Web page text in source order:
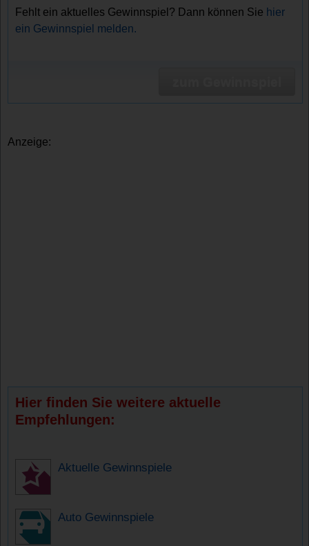
Fehlt ein aktuelles Gewinnspiel? Dann können Sie hier
ein Gewinnspiel melden.
Anzeige:
Hier finden Sie weitere aktuelle
Empfehlungen:
Aktuelle Gewinnspiele
Auto Gewinnspiele